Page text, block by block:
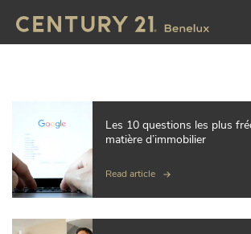
Les 10 questions les plus
matière d’immobilier
Read article